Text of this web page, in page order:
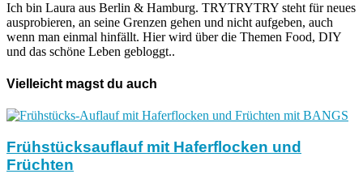
Ich bin Laura aus Berlin & Hamburg. TRYTRYTRY steht für neues
ausprobieren, an seine Grenzen gehen und nicht aufgeben, auch
wenn man einmal hinfällt. Hier wird über die Themen Food, DIY
und das schöne Leben gebloggt..
Vielleicht magst du auch
Frühstücksauflauf mit Haferflocken und
Früchten